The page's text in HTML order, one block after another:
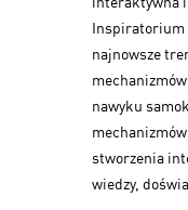
Inspiratorium
najnowsze
nawyku
stworzenia
wiedzy,